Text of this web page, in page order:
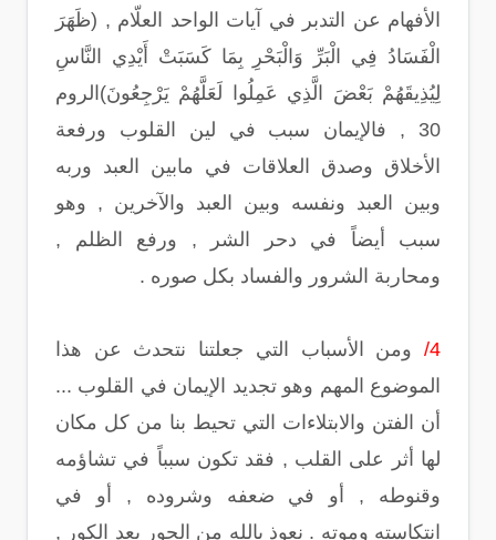
الأفهام عن التدبر في آيات الواحد العلّام , (ظَهَرَ
الْفَسَادُ فِي الْبَرِّ وَالْبَحْرِ بِمَا كَسَبَتْ أَيْدِي النَّاسِ
لِيُذِيقَهُمْ بَعْضَ الَّذِي عَمِلُوا لَعَلَّهُمْ يَرْجِعُونَ)الروم
30 , فالإيمان سبب في لين القلوب ورفعة
الأخلاق وصدق العلاقات في مابين العبد وربه
وبين العبد ونفسه وبين العبد والآخرين , وهو
سبب أيضاً في دحر الشر , ورفع الظلم ,
ومحاربة الشرور والفساد بكل صوره .
4/
ومن الأسباب التي جعلتنا نتحدث عن هذا
الموضوع المهم وهو تجديد الإيمان في القلوب ...
أن الفتن والابتلاءات التي تحيط بنا من كل مكان
لها أثر على القلب , فقد تكون سبباً في تشاؤمه
وقنوطه , أو في ضعفه وشروده , أو في
انتكاسته وموته . نعوذ بالله من الحور بعد الكور ,